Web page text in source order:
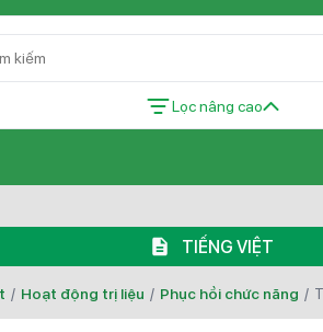
Lọc nâng cao
TIẾNG VIỆT
/ Hoạt động trị liệu / Phục hồi chức năng /